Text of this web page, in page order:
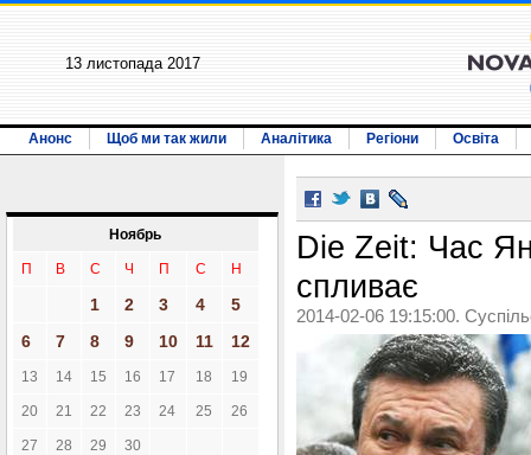
13 листопада 2017
Анонс Щоб ми так жили Аналітика Регіони Освіта
Ноябрь
П В С Ч П С Н
1 2 3 4
5
6
7 8 9 10 11 12
13 14 15 16 17 18 19
20 21 22 23 24 25 26
27 28 29 30
Die Zeit: Час
спливає
2014-02-06 19:15:00.